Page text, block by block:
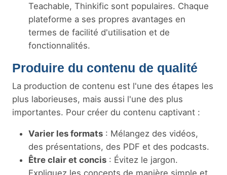
Teachable, Thinkific sont populaires. Chaque
plateforme a ses propres avantages en
termes de facilité d'utilisation et de
fonctionnalités.
Produire du contenu de qualité
La production de contenu est l'une des étapes les
plus laborieuses, mais aussi l'une des plus
importantes. Pour créer du contenu captivant :
Varier les formats : Mélangez des vidéos,
des présentations, des PDF et des podcasts.
Être clair et concis : Évitez le jargon.
Expliquez les concepts de manière simple et